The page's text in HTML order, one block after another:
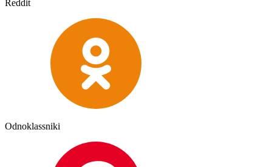
Reddit
Odnoklassniki